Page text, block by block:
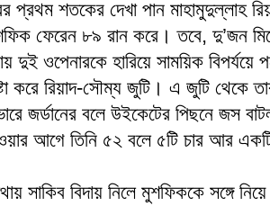
প্রথম শতকের দেখা পান মাহামুদুল্লাহ
ফেরেন ৮৯ রান করে। তবে, দু’জন
দুই ওপেনারকে হারিয়ে সাময়িক বিপর্যয়ে
করে রিয়াদ-সৌম্য জুটি। এ জুটি থেকে
জর্ডানের বলে উইকেটের পিছনে জস
আগে তিনি ৫২ বলে ৫টি চার আর
সাকিব বিদায় নিলে মুশফিককে সঙ্গে